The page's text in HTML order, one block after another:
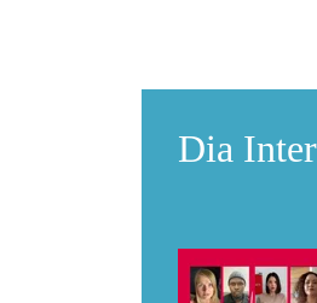
Dia